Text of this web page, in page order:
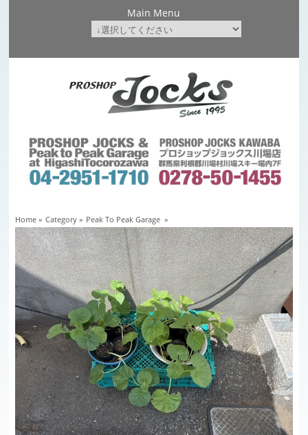
Main Menu
Home» Category » Peak To Peak Garage »